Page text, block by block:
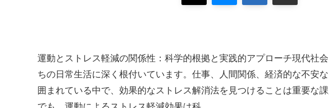
運動とストレス軽減の関係性：科学的根拠と実践的アプローチ現代社
ちの日常生活に深く根付いています。仕事、人間関係、経済的な不安
囲まれている中で、効果的なストレス解消法を見つけることは重要な